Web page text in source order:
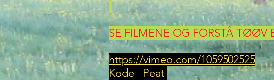
SE FILMENE OG FORSTÅ TØØV
https://vimeo.com/1059502525
Kode Peat